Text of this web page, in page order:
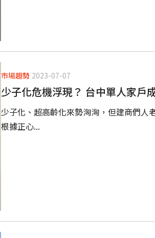
市場趨勢 2023-07-07
少子化危機浮現？ 台中單人家戶
少子化、超高齡化來勢洶洶，但建商們人
根據正心...